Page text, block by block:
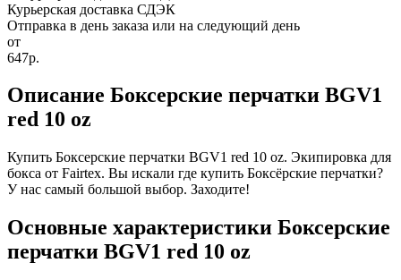
Курьерская доставка СДЭК
Отправка в день заказа или на следующий день
от
647р.
Описание Боксерские перчатки BGV1
red 10 oz
Купить Боксерские перчатки BGV1 red 10 oz. Экипировка для
бокса от Fairtex. Вы искали где купить Боксёрские перчатки?
У нас самый большой выбор. Заходите!
Основные характеристики Боксерские
перчатки BGV1 red 10 oz